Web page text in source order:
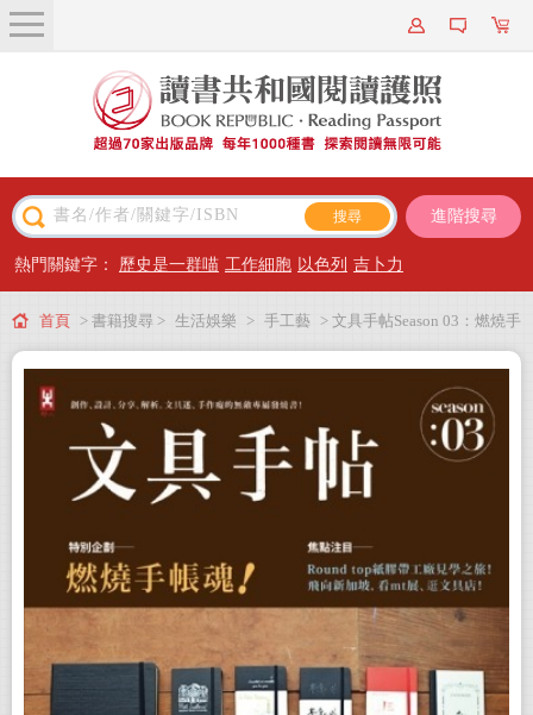
關於我們
近期新書
主題閱讀
出版專區
會員專屬
會員儲值方案
進階搜尋
熱門關鍵字： 歷史是一群喵 工作細胞 以色列 吉卜力
首頁 > 書籍搜尋 > 生活娛樂 > 手工藝 > 文具手帖Season 03：燃燒手